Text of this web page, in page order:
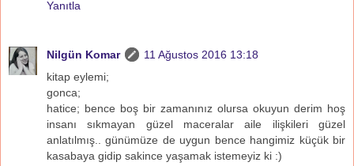
Yanıtla
Nilgün Komar
11 Ağustos 2016 13:18
kitap eylemi;
gonca;
hatice; bence boş bir zamanınız olursa okuyun derim hoş
insanı sıkmayan güzel maceralar aile ilişkileri güzel
anlatılmış.. günümüze de uygun bence hangimiz küçük bir
kasabaya gidip sakince yaşamak istemeyiz ki :)